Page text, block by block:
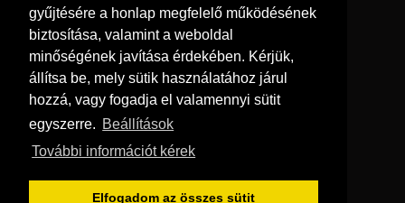
gyűjtésére a honlap megfelelő működésének
biztosítása, valamint a weboldal
minőségének javítása érdekében. Kérjük,
állítsa be, mely sütik használatához járul
hozzá, vagy fogadja el valamennyi sütit
egyszerre. Beállítások
További információt kérek
Elfogadom az összes sütit
Menü
Hírek, cikkek
Kapcsolat
Letölthető katalógusok
Szállítás és fizetés
Vásárlási feltételek